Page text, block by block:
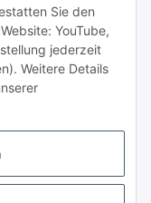
Sie den
YouTube,
jederzeit
Weitere Details